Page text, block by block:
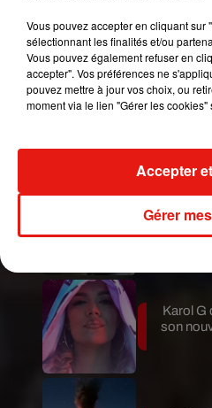
Publié : 27 juillet 2019
Mundo Latino
Le
en
Karol G
son
Vous pouvez accepter en cliquant sur
sélectionnant les finalités et/ou
Vous pouvez également refuser en
accepter". Vos préférences ne
pouvez mettre à jour vos choix, ou
moment via le lien "Gérer les
Gérer
Accepter